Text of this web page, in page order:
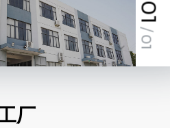
01
/ 01
厂